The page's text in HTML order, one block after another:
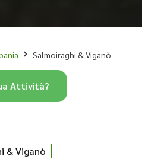
Salmoiraghi & Viganò
& Viganò
Attività?